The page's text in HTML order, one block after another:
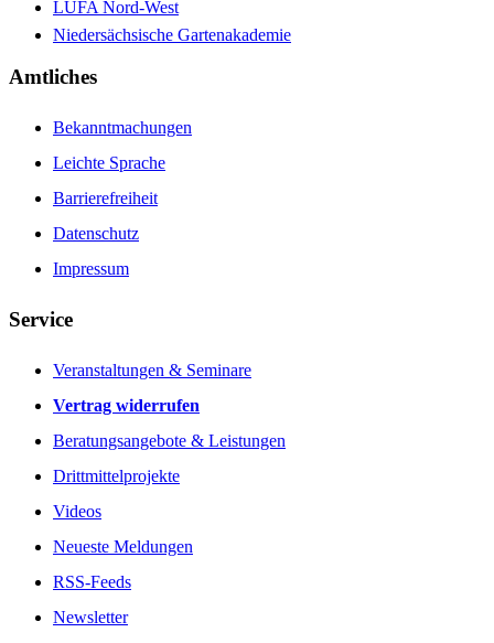
LUFA Nord-West
Niedersächsische Gartenakademie
Amtliches
Bekanntmachungen
Leichte Sprache
Barrierefreiheit
Datenschutz
Impressum
Service
Veranstaltungen & Seminare
Vertrag widerrufen
Beratungsangebote & Leistungen
Drittmittelprojekte
Videos
Neueste Meldungen
RSS-Feeds
Newsletter